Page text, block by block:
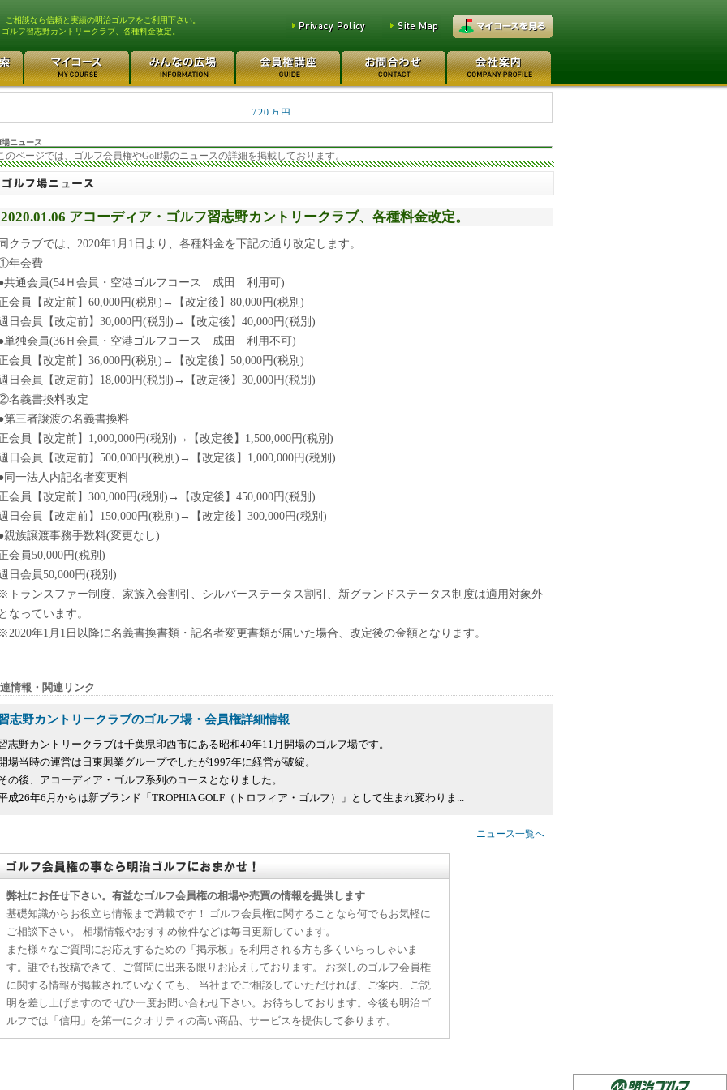
ご相談なら信頼と実績の明治ゴルフをご利用下さい。
ルフ習志野カントリークラブ、各種料金改定。
大利根カントリークラブ 980万円 湘南シーサイドカントリー... 95万円
江戸崎カントリー倶楽部 80
万円
武蔵カントリークラブ 780万円
720万円
ニュース
のページでは、ゴルフ会員権やGolf場のニュースの詳細を掲載しております。
2020.01.06 アコーディア・ゴルフ習志野カントリークラブ、各種料金改定。
クラブでは、2020年1月1日より、各種料金を下記の通り改定します。
年会費
共通会員(54Ｈ会員・空港ゴルフコース 成田 利用可)
会員【改定前】60,000円(税別)→【改定後】80,000円(税別)
日会員【改定前】30,000円(税別)→【改定後】40,000円(税別)
単独会員(36Ｈ会員・空港ゴルフコース 成田 利用不可)
会員【改定前】36,000円(税別)→【改定後】50,000円(税別)
日会員【改定前】18,000円(税別)→【改定後】30,000円(税別)
名義書換料改定
第三者譲渡の名義書換料
会員【改定前】1,000,000円(税別)→【改定後】1,500,000円(税別)
日会員【改定前】500,000円(税別)→【改定後】1,000,000円(税別)
同一法人内記名者変更料
会員【改定前】300,000円(税別)→【改定後】450,000円(税別)
日会員【改定前】150,000円(税別)→【改定後】300,000円(税別)
親族譲渡事務手数料(変更なし)
会員50,000円(税別)
日会員50,000円(税別)
トランスファー制度、家族入会割引、シルバーステータス割引、新グランドステータス制度は適用対象外
なっています。
年1月1日以降に名義書換書類・記名者変更書類が届いた場合、改定後の金額となります。
情報・関連リンク
志野カントリークラブのゴルフ場・会員権詳細情報
志野カントリークラブは千葉県印西市にある昭和40年11月開場のゴルフ場です。
場当時の運営は日東興業グループでしたが1997年に経営が破綻。
の後、アコーディア・ゴルフ系列のコースとなりました。
成26年6月からは新ブランド「TROPHIA GOLF（トロフィア・ゴルフ）」として生まれ変わりま...
ニュース一覧へ
弊社にお任せ下さい。有益なゴルフ会員権の相場や売買の情報を提供します
基礎知識からお役立ち情報まで満載です！ ゴルフ会員権に関することなら何でもお気軽に
ご相談下さい。 相場情報やおすすめ物件などは毎日更新しています。
また様々なご質問にお応えするための「掲示板」を利用される方も多くいらっしゃいま
す。誰でも投稿できて、ご質問に出来る限りお応えしております。 お探しのゴルフ会員権
に関する情報が掲載されていなくても、 当社までご相談していただければ、ご案内、ご説
明を差し上げますので ぜひ一度お問い合わせ下さい。お待ちしております。今後も明治ゴ
ルフでは「信用」を第一にクオリティの高い商品、サービスを提供して参ります。